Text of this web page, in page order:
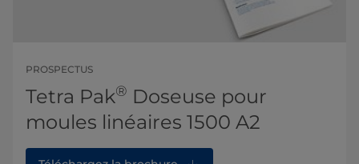
PROSPECTUS
Tetra Pak® Doseuse pour
moules linéaires 1500 A2